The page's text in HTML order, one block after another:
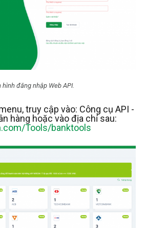
hình đăng nhập Web API.
truy cập vào: Công cụ API -
hàng hoặc vào địa chỉ sau:
Tools/banktools